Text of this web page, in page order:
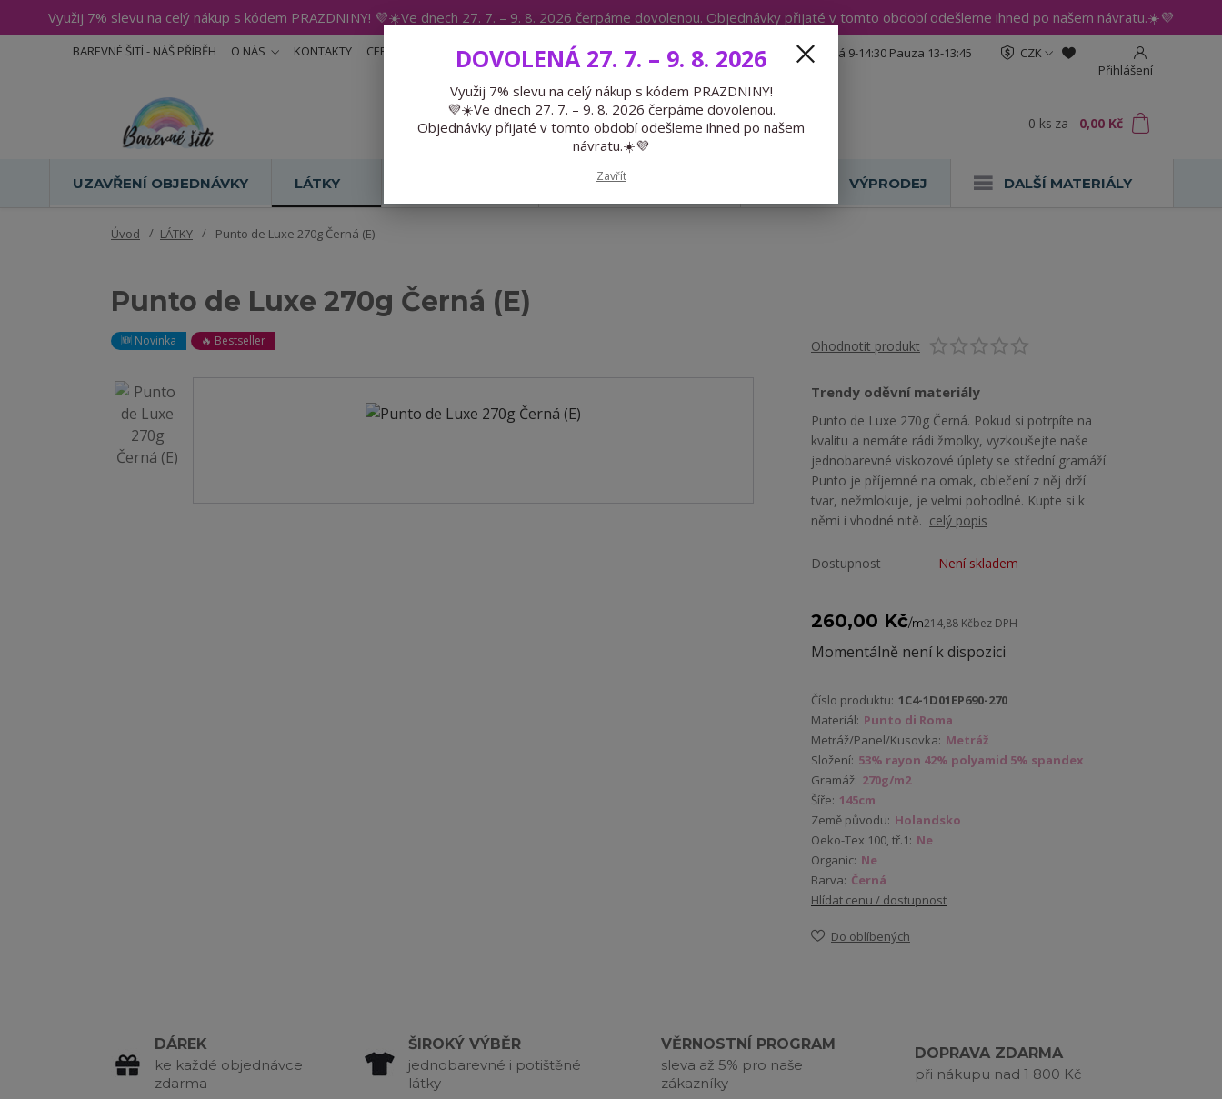
Využij 7% slevu na celý nákup s kódem PRAZDNINY! 💜☀️Ve dnech 27. 7. – 9. 8. 2026 čerpáme dovolenou. Objednávky přijaté v tomto období odešleme ihned po našem návratu.☀️💜
BAREVNÉ ŠITÍ - NÁŠ PŘÍBĚH O NÁS KONTAKTY CERTIFIKÁTY BLOG
CZK
Přihlášení
Hledat
Expedice 775 866 913 Po-Čt 9-15:30 Pá 9-14:30 Pauza 13-13:45
0 ks za 0,00 Kč
UZAVŘENÍ OBJEDNÁVKY LÁTKY PŘEDOBJEDNÁVKY VÝPRODEJ DALŠÍ MATERIÁLY
Úvod LÁTKY Punto de Luxe 270g Černá (E)
Punto de Luxe 270g Černá (E)
🆕 Novinka 🔥 Bestseller Ohodnotit produkt
Trendy oděvní materiály
Punto de Luxe 270g Černá. Pokud si potrpíte na
kvalitu a nemáte rádi žmolky, vyzkoušejte naše
jednobarevné viskozové úplety se střední gramáží.
Punto je příjemné na omak, oblečení z něj drží
tvar, nežmlokuje, je velmi pohodlné. Kupte si k
němi i vhodné nitě. celý popis
Dostupnost Není skladem
260,00 Kč/m214,88 Kčbez DPH
Momentálně není k dispozici
Číslo produktu: 1C4-1D01EP690-270
Materiál: Punto di Roma
Metráž/Panel/Kusovka: Metráž
Složení: 53% rayon 42% polyamid 5% spandex
Gramáž: 270g/m2
Šíře: 145cm
Země původu: Holandsko
Oeko-Tex 100, tř.1: Ne
Organic: Ne
Barva: Černá
Hlídat cenu / dostupnost
Do oblíbených
DÁREK
ke každé objednávce
zdarma
ŠIROKÝ VÝBĚR
jednobarevné i potištěné
látky
VĚRNOSTNÍ PROGRAM
sleva až 5% pro naše
zákazníky
DOPRAVA ZDARMA
při nákupu nad 1 800 Kč
DOVOLENÁ 27. 7. – 9. 8. 2026
Využij 7% slevu na celý nákup s kódem PRAZDNINY!
💜☀️Ve dnech 27. 7. – 9. 8. 2026 čerpáme dovolenou.
Objednávky přijaté v tomto období odešleme ihned po našem
návratu.☀️💜
Zavřít